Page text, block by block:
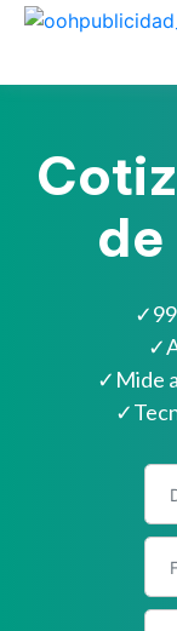
de
✓
✓
✓ Mide
✓